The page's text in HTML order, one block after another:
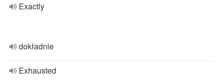
Exactly
dokładnie
Exhausted